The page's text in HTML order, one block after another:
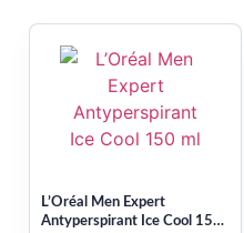
L’Oréal Men Expert
Antyperspirant Ice Cool 150